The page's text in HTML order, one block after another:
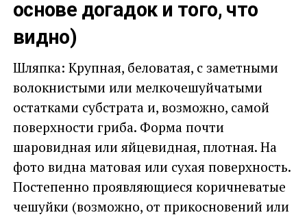
основе догадок и того, что
видно)
Шляпка: Крупная, беловатая, с заметными
волокнистыми или мелкочешуйчатыми
остатками субстрата и, возможно, самой
поверхности гриба. Форма почти
шаровидная или яйцевидная, плотная. На
фото видна матовая или сухая поверхность.
Постепенно проявляющиеся коричневатые
чешуйки (возможно, от прикосновений или